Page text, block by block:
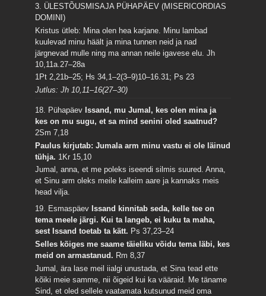
3. ÜLESTÕUSMISAJA PÜHAPÄEV (MISERICORDIAS
DOMINI)
Kristus ütleb: Mina olen hea karjane. Minu lambad
kuulevad minu häält ja mina tunnen neid ja nad
järgnevad mulle ning ma annan neile igavese elu.Jh
10,11a.27–28a
1Pt 2,21b–25; Hs 34,1–2(3–9)10–16.31; Ps 23
Jutlus: Jh 10,11–16(27–30)
18. Pühapäev Issand, mu Jumal, kes olen mina ja
kes on mu sugu, et sa mind senini oled saatnud?
2Sm 7,18
Paulus kirjutab: Jumala arm minu vastu ei ole läinud
tühja. 1Kr 15,10
Jumal, anna, et me poleks iseendi silmis suured. Anna,
et Sinu arm oleks meile kalleim aare ja kannaks meis
head vilja.
19. Esmaspäev Issand kinnitab seda, kelle tee on
tema meele järgi. Kui ta langeb, ei kuku ta maha,
sest Issand toetab ta kätt. Ps 37,23–24
Selles kõiges me saame täieliku võidu tema läbi, kes
meid on armastanud. Rm 8,37
Jumal, ära lase meil iialgi unustada, et Sina tead ette
kõiki meie samme, nii õigeid kui ka vääraid. Me täname
Sind, et oled sellele vaatamata kutsunud meid oma